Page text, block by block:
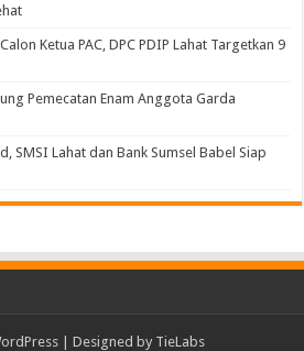
Ketua PAC, DPC PDIP Lahat Targetkan 9
Pemecatan Enam Anggota Garda
SMSI Lahat dan Bank Sumsel Babel Siap
| Designed by TieLabs